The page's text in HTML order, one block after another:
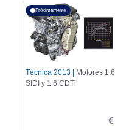
Próximamente
Técnica 2013 |
Motores 1.6
SIDI y 1.6 CDTi